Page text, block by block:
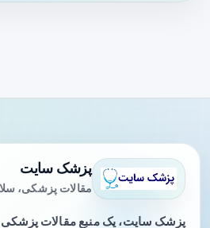
پزشک سایت
مقالات پزشکی،
پزشک سایت، یک منبع مقالات